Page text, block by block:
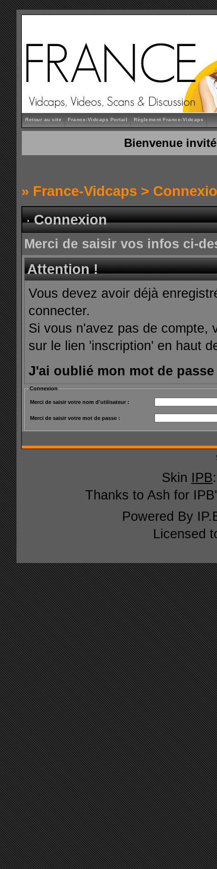
Retour au site France-Vidcaps Portail Règlement France-Vidcaps
Bienvenue invité
» France-Vidcaps >
Connexion
Merci de saisir vos infos ci-
Attention !
Vous devez avoir déjà
connecter.
Si vous n'avez pas de compte,
sur le lien 'inscription' en haut
J'ai oublié mon mot de
Connexion
Merci de saisir votre nom d'utilisateur :
Merci de saisir votre mot de passe :
Skin IPB
Thanks to Ash for
Powered By
Licensed